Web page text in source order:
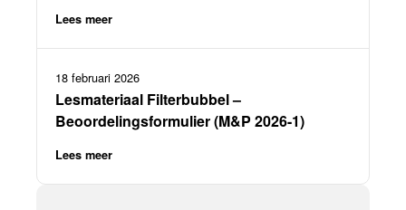
Lees meer
18 februari 2026
Lesmateriaal Filterbubbel –
Beoordelingsformulier (M&P 2026-1)
Lees meer